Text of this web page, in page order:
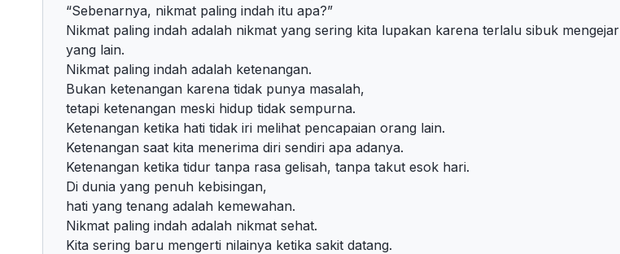
“Sebenarnya, nikmat paling indah itu apa?”
Nikmat paling indah adalah nikmat yang sering kita lupakan karena terlalu sibuk mengejar
yang lain.
Nikmat paling indah adalah ketenangan.
Bukan ketenangan karena tidak punya masalah,
tetapi ketenangan meski hidup tidak sempurna.
Ketenangan ketika hati tidak iri melihat pencapaian orang lain.
Ketenangan saat kita menerima diri sendiri apa adanya.
Ketenangan ketika tidur tanpa rasa gelisah, tanpa takut esok hari.
Di dunia yang penuh kebisingan,
hati yang tenang adalah kemewahan.
Nikmat paling indah adalah nikmat sehat.
Kita sering baru mengerti nilainya ketika sakit datang.